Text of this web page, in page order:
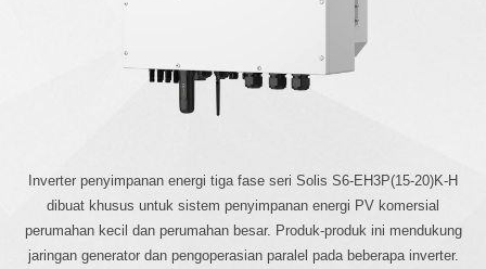
Inverter penyimpanan energi tiga fase seri Solis S6-EH3P(15-20)K-H
dibuat khusus untuk sistem penyimpanan energi PV komersial
perumahan kecil dan perumahan besar. Produk-produk ini mendukung
jaringan generator dan pengoperasian paralel pada beberapa inverter.